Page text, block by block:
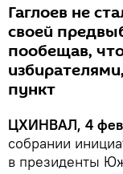
Гаглоев не
своей
пообещав,
пункт
ЦХИНВАЛ, 4 фев
собрании
в президенты